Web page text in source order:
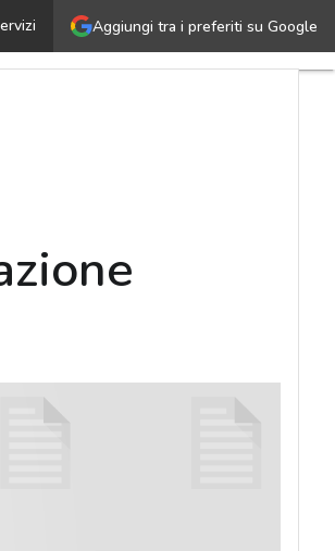
Aggiungi tra i preferiti su Google
Tutti i passi verso la trasformazione